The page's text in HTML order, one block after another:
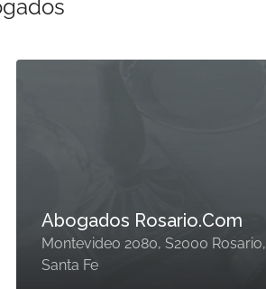
Abogados Rosario.Com
Montevideo 2080, S2000 Rosario,
Santa Fe